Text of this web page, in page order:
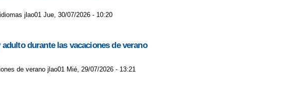
jlao01 Jue, 30/07/2026 - 10:20
durante las vacaciones de verano
de verano jlao01 Mié, 29/07/2026 - 13:21